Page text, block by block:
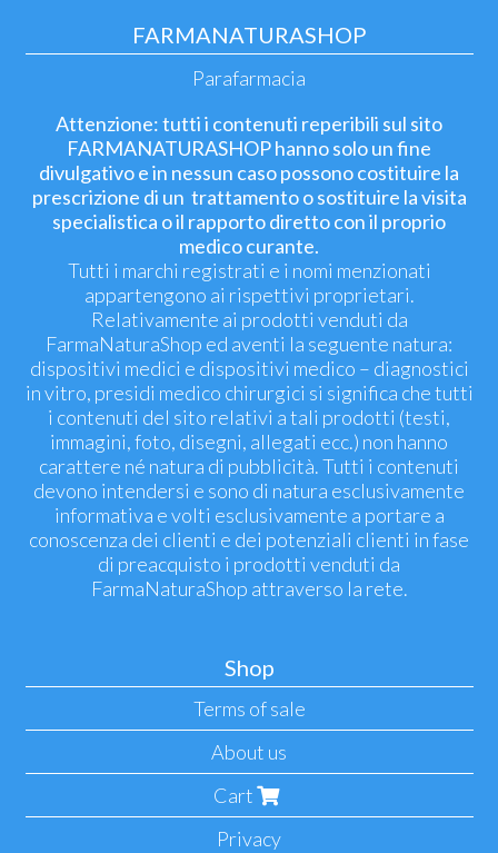
FARMANATURASHOP
Parafarmacia
Attenzione: tutti i contenuti reperibili sul sito
FARMANATURASHOP hanno solo un fine
divulgativo e in nessun caso possono costituire la
prescrizione di un trattamento o sostituire la visita
specialistica o il rapporto diretto con il proprio
medico curante.
Tutti i marchi registrati e i nomi menzionati
appartengono ai rispettivi proprietari.
Relativamente ai prodotti venduti da
FarmaNaturaShop ed aventi la seguente natura:
dispositivi medici e dispositivi medico – diagnostici
in vitro, presidi medico chirurgici si significa che tutti
i contenuti del sito relativi a tali prodotti (testi,
immagini, foto, disegni, allegati ecc.) non hanno
carattere né natura di pubblicità. Tutti i contenuti
devono intendersi e sono di natura esclusivamente
informativa e volti esclusivamente a portare a
conoscenza dei clienti e dei potenziali clienti in fase
di preacquisto i prodotti venduti da
FarmaNaturaShop attraverso la rete.
Shop
Terms of sale
About us
Cart
Privacy